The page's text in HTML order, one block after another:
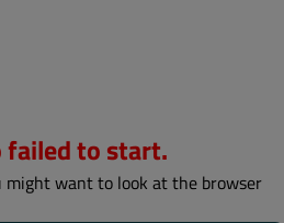
failed to start.
want to look at the browser